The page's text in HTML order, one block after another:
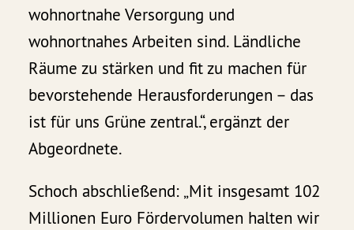
wohnortnahe Versorgung und
wohnortnahes Arbeiten sind. Ländliche
Räume zu stärken und fit zu machen für
bevorstehende Herausforderungen – das
ist für uns Grüne zentral.“, ergänzt der
Abgeordnete.
Schoch abschließend: „Mit insgesamt 102
Millionen Euro Fördervolumen halten wir